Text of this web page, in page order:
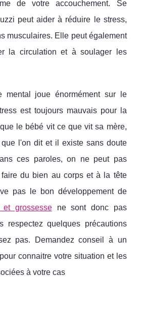
de votre accouchement. Se
peut aider à réduire le stress,
musculaires. Elle peut également
la circulation et à soulager les
mental joue énormément sur le
est toujours mauvais pour la
le bébé vit ce que vit sa mère,
l'on dit et il existe sans doute
ces paroles, on ne peut pas
du bien au corps et à la tête
pas le bon développement de
et grossessene sont donc pas
respectez quelques précautions
pas. Demandez conseil à un
connaitre votre situation et les
à votre cas